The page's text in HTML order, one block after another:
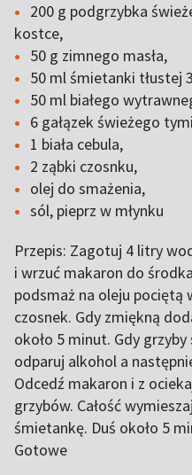
200 g podgrzybka
kostce,
50 g zimnego masła,
50 ml śmietanki tłustej
50 ml białego
6 gałązek świeżego
1 biała cebula,
2 ząbki czosnku,
olej do smażenia,
sól, pieprz w młynku
Przepis: Zagotuj 4 litry
i wrzuć makaron do
podsmaż na oleju pociętą
czosnek. Gdy zmiękną
około 5 minut. Gdy
odparuj alkohol a
Odcedź makaron i z
grzybów. Całość
śmietankę. Duś około 5
Gotowe